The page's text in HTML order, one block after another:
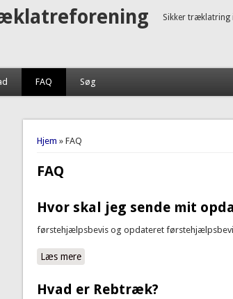
Sikker træklatring
FAQ Søg
Du er her
Hjem » FAQ
FAQ
Hvor skal jeg sende mit
førstehjælpsbevis og opdateret
Læs mereom Hvor skal jeg sende mit
Hvad er Rebtræk?